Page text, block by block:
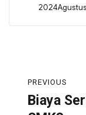
PREVIOUS
Biaya